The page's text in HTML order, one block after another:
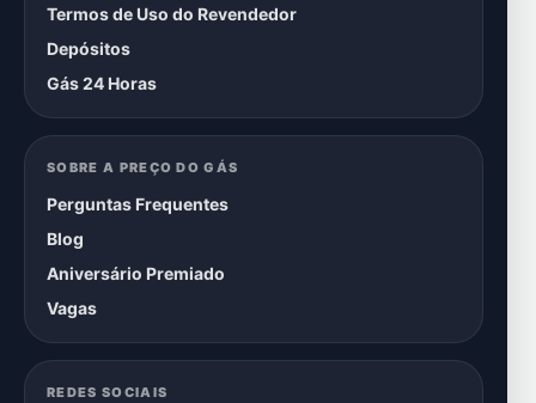
Termos de Uso do Revendedor
Depósitos
Gás 24 Horas
SOBRE A PREÇO DO GÁS
Perguntas Frequentes
Blog
Aniversário Premiado
Vagas
REDES SOCIAIS